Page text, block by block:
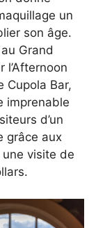
un
son âge.
Grand
l’Afternoon
Cupola Bar,
imprenable
d’un
grâce aux
une visite de